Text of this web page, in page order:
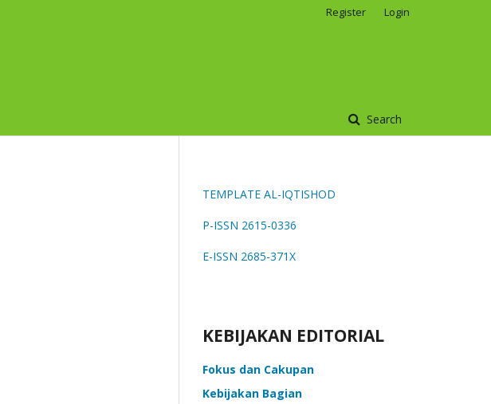
Search
Register Login
TEMPLATE AL-IQTISHOD
P-ISSN 2615-0336
E-ISSN 2685-371X
KEBIJAKAN EDITORIAL
Fokus dan Cakupan
Kebijakan Bagian